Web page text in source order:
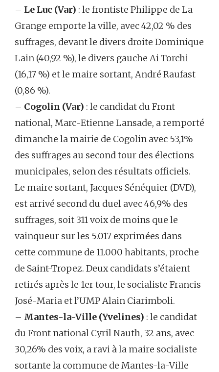
– Le Luc (Var) : le frontiste Philippe de La
Grange emporte la ville, avec 42,02 % des
suffrages, devant le divers droite Dominique
Lain (40,92 %), le divers gauche Ai Torchi
(16,17 %) et le maire sortant, André Raufast
(0,86 %).
– Cogolin (Var) : le candidat du Front
national, Marc-Etienne Lansade, a remporté
dimanche la mairie de Cogolin avec 53,1%
des suffrages au second tour des élections
municipales, selon des résultats officiels.
Le maire sortant, Jacques Sénéquier (DVD),
est arrivé second du duel avec 46,9% des
suffrages, soit 311 voix de moins que le
vainqueur sur les 5.017 exprimées dans
cette commune de 11.000 habitants, proche
de Saint-Tropez. Deux candidats s’étaient
retirés après le 1er tour, le socialiste Francis
José-Maria et l’UMP Alain Ciarimboli.
– Mantes-la-Ville (Yvelines) : le candidat
du Front national Cyril Nauth, 32 ans, avec
30,26% des voix, a ravi à la maire socialiste
sortante la commune de Mantes-la-Ville